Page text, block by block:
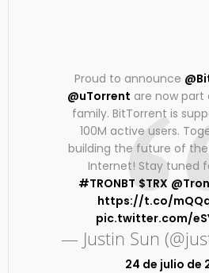
Proud to announce
@uTorrent are now part
family. BitTorrent is
100M active users.
building the future of
Internet! Stay tuned
#TRONBT $TRX
https://t.co/
pic.twitter.com/
— Justin Sun
24 de julio de